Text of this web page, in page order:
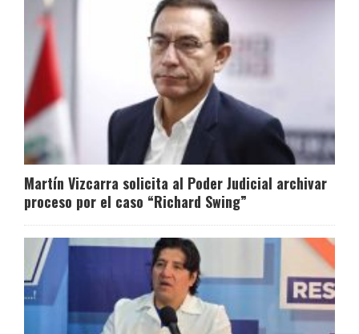
Martín Vizcarra solicita al Poder Judicial archivar
proceso por el caso “Richard Swing”